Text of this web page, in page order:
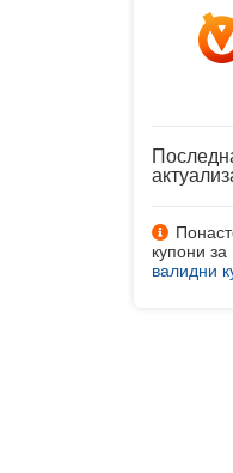
купони за
валидни